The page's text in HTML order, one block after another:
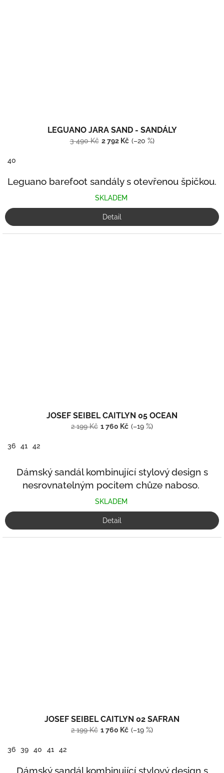
LEGUANO JARA SAND - SANDÁLY
3 490 Kč 2 792 Kč (–20 %)
40
Leguano barefoot sandály s otevřenou špičkou.
SKLADEM
Detail
JOSEF SEIBEL CAITLYN 05 OCEAN
2 199 Kč 1 760 Kč (–19 %)
36 41 42
Dámský sandál kombinující stylový design s
nesrovnatelným pocitem chůze naboso.
SKLADEM
Detail
JOSEF SEIBEL CAITLYN 02 SAFRAN
2 199 Kč 1 760 Kč (–19 %)
36 39 40 41 42
Dámský sandál kombinující stylový design s